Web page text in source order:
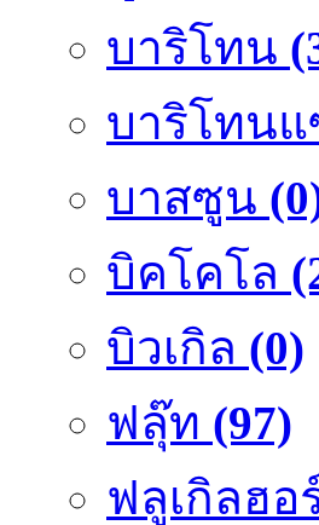
บาริโทน
บาริโทน
บาสซูน
บิคโคโล
บิวเกิล (0)
ฟลุ๊ท (97)
ฟลูเกิลฮอ